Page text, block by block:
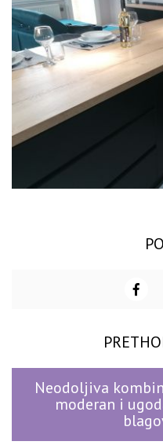
Neodoljiva
moderan i